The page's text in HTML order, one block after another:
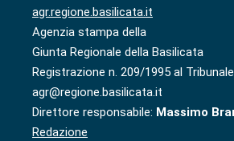
agr.regione.basilicata.it
Agenzia stampa della
Giunta Regionale della Basilicata
Registrazione n. 209/1995 al
agr@regione.basilicata.it
Direttore responsabile: Massimo
Redazione